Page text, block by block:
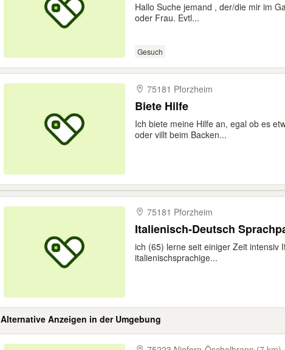
Hallo Suche jemand , der/die mir im
oder Frau. Evtl...
Gesuch
75181 Pforzheim
Biete Hilfe
Ich biete meine Hilfe an, egal ob es
oder villt beim Backen...
75181 Pforzheim
Italienisch-Deutsch
ich (65) lerne seit einiger Zeit intensiv
italienischsprachige...
Alternative Anzeigen in der Umgebung